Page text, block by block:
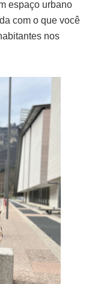
espaço urbano
com o que você
nos